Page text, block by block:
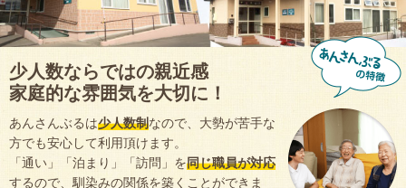
少人数ならではの親近感
家庭的な雰囲気を大切に！
あんさんぶるは少人数制なので、大勢が苦手な
方でも安心して利用頂けます。
「通い」「泊まり」「訪問」を同じ職員が対応
するので、馴染みの関係を築くことができま